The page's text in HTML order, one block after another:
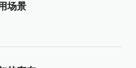
场景